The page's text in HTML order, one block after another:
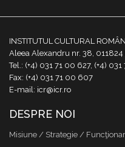
INSTITUTUL CULTURAL ROMÂN
Aleea Alexandru nr. 38,
Tel.: (+4) 031 71 00 627, (+4)
Fax: (+4) 031 71 00 607
E-mail: icr@icr.ro
DESPRE NOI
Misiune / Strategie /